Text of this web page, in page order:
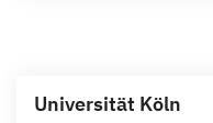
Universität Köln